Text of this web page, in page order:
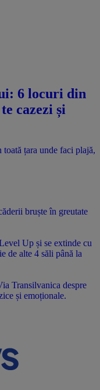
6 locuri din
cazezi și
bruște în greutate
Up și se extinde cu
de alte 4 săli până la
Transilvanica despre
și emoționale.